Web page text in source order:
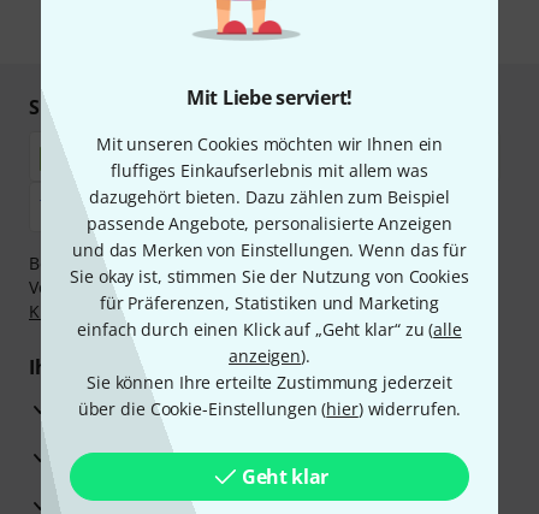
Mit Liebe serviert!
Mit unseren Cookies möchten wir Ihnen ein
fluffiges Einkaufserlebnis mit allem was
dazugehört bieten. Dazu zählen zum Beispiel
passende Angebote, personalisierte Anzeigen
und das Merken von Einstellungen. Wenn das für
Sie okay ist, stimmen Sie der Nutzung von Cookies
für Präferenzen, Statistiken und Marketing
einfach durch einen Klick auf „Geht klar“ zu (alle
anzeigen).
Sie können Ihre erteilte Zustimmung jederzeit
über die Cookie-Einstellungen (hier) widerrufen.
Geht klar
* Pflichtfeld
Sicher einkaufen & bezahlen
Bezahlen Sie vertraulich und sicher per Nachnahme,
Vorkasse, PayPal, Amazon Pay,Klarna Sofort bezahlen,
Klarna Ratenzahlungoder Kreditkarte.
Ihre Vorteile
3 Jahre Thomann Garantie
30 Tage Money-Back-Garantie
Reparaturservice